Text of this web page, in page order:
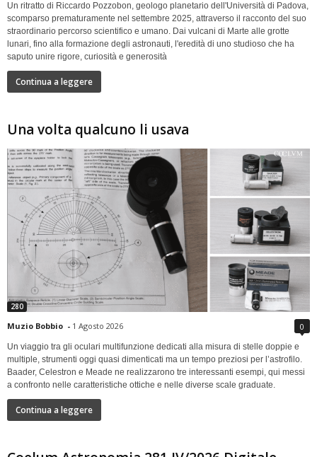
Un ritratto di Riccardo Pozzobon, geologo planetario dell'Università di Padova,
scomparso prematuramente nel settembre 2025, attraverso il racconto del suo
straordinario percorso scientifico e umano. Dai vulcani di Marte alle grotte
lunari, fino alla formazione degli astronauti, l'eredità di uno studioso che ha
saputo unire rigore, curiosità e generosità
Continua a leggere
Una volta qualcuno li usava
280
Muzio Bobbio - 1 Agosto 2026 0
Un viaggio tra gli oculari multifunzione dedicati alla misura di stelle doppie e
multiple, strumenti oggi quasi dimenticati ma un tempo preziosi per l’astrofilo.
Baader, Celestron e Meade ne realizzarono tre interessanti esempi, qui messi
a confronto nelle caratteristiche ottiche e nelle diverse scale graduate.
Continua a leggere